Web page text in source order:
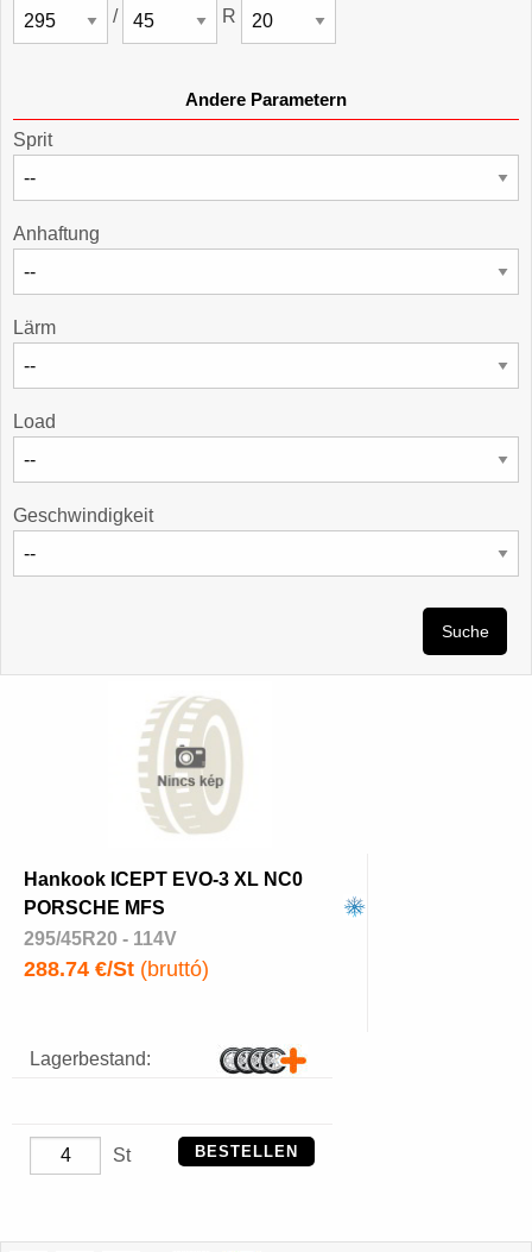
/
R
Andere Parametern
Sprit
Anhaftung
Lärm
Load
Geschwindigkeit
Suche
Hankook ICEPT EVO-3 XL NC0
PORSCHE MFS
295/45R20 - 114V
288.74 €/St (bruttó)
Lagerbestand:
St BESTELLEN